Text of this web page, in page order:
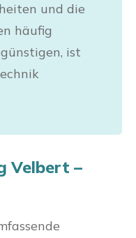
und die
häufig
ist
Velbert –